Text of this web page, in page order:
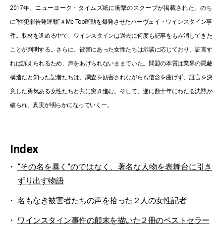
2017年、ニューヨーク・タイムズ紙に衝撃のスクープが掲載された。のち
に”性犯罪告発運動”＃Me Too運動を爆発させたハーヴェイ・ワインスタイン事
件。取材を進める中で、ワインスタインは過去に何度も記事をもみ消してきた
ことが判明する。さらに、被害にあった女性たちは示談に応じており、証言す
れば訴えられるため、声をあげられないままでいた。問題の本質は業界の隠蔽
構造だと知った記者たちは、調査を妨害されながらも信念を曲げず、証言を決
意した勇気ある女性たちと共に突き進む。そして、遂に数十年にわたる沈黙が
破られ、真実が明らかになっていくー。
Index
”その名を暴く”のではなく、著名な人物を表舞台に引き
ずり出す物語
名もなき被害者たちの声を拾った２人の女性記者
ワインスタイン事件の顛末を描いた２冊のベストセラー